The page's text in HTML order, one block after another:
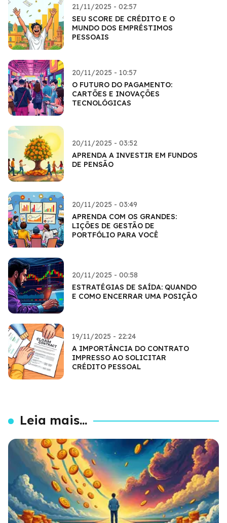
21/11/2025 - 02:57
SEU SCORE DE CRÉDITO E O
MUNDO DOS EMPRÉSTIMOS
PESSOAIS
20/11/2025 - 10:57
O FUTURO DO PAGAMENTO:
CARTÕES E INOVAÇÕES
TECNOLÓGICAS
20/11/2025 - 03:52
APRENDA A INVESTIR EM FUNDOS
DE PENSÃO
20/11/2025 - 03:49
APRENDA COM OS GRANDES:
LIÇÕES DE GESTÃO DE
PORTFÓLIO PARA VOCÊ
20/11/2025 - 00:58
ESTRATÉGIAS DE SAÍDA: QUANDO
E COMO ENCERRAR UMA POSIÇÃO
19/11/2025 - 22:24
A IMPORTÂNCIA DO CONTRATO
IMPRESSO AO SOLICITAR
CRÉDITO PESSOAL
Leia mais...